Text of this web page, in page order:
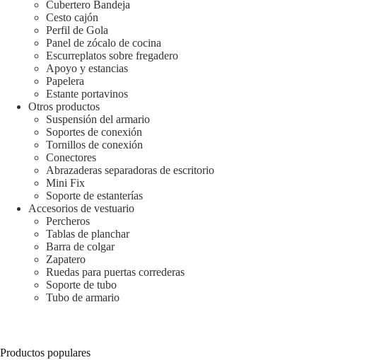
Cubertero Bandeja
Cesto cajón
Perfil de Gola
Panel de zócalo de cocina
Escurreplatos sobre fregadero
Apoyo y estancias
Papelera
Estante portavinos
Otros productos
Suspensión del armario
Soportes de conexión
Tornillos de conexión
Conectores
Abrazaderas separadoras de escritorio
Mini Fix
Soporte de estanterías
Accesorios de vestuario
Percheros
Tablas de planchar
Barra de colgar
Zapatero
Ruedas para puertas correderas
Soporte de tubo
Tubo de armario
Productos populares